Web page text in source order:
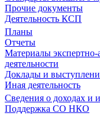
Прочие документы
Деятельность КСП
Планы
Отчеты
Материалы экспертно-
деятельности
Доклады и
Иная деятельность
Сведения о доходах и
Поддержка СО НКО